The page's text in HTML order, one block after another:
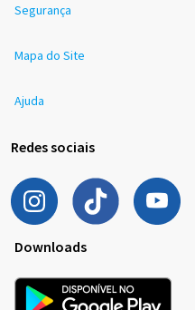
Segurança
Mapa do Site
Ajuda
Redes sociais
Downloads